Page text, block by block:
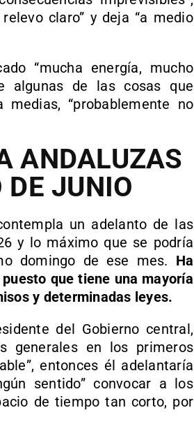
claro” y deja “a medio
“mucha energía, mucho
algunas de las cosas que
“probablemente no
ANDALUZAS
DE JUNIO
un adelanto de las
y lo máximo que se podría
domingo de ese mes. Ha
que tiene una mayoría
y determinadas leyes.
del Gobierno central,
generales en los primeros
entonces él adelantaría
sentido” convocar a los
de tiempo tan corto, por